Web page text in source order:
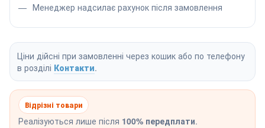
Менеджер надсилає рахунок після замовлення
Ціни дійсні при замовленні через кошик або по телефону
в розділі Контакти.
Відрізні товари
Реалізуються лише після 100% передплати.